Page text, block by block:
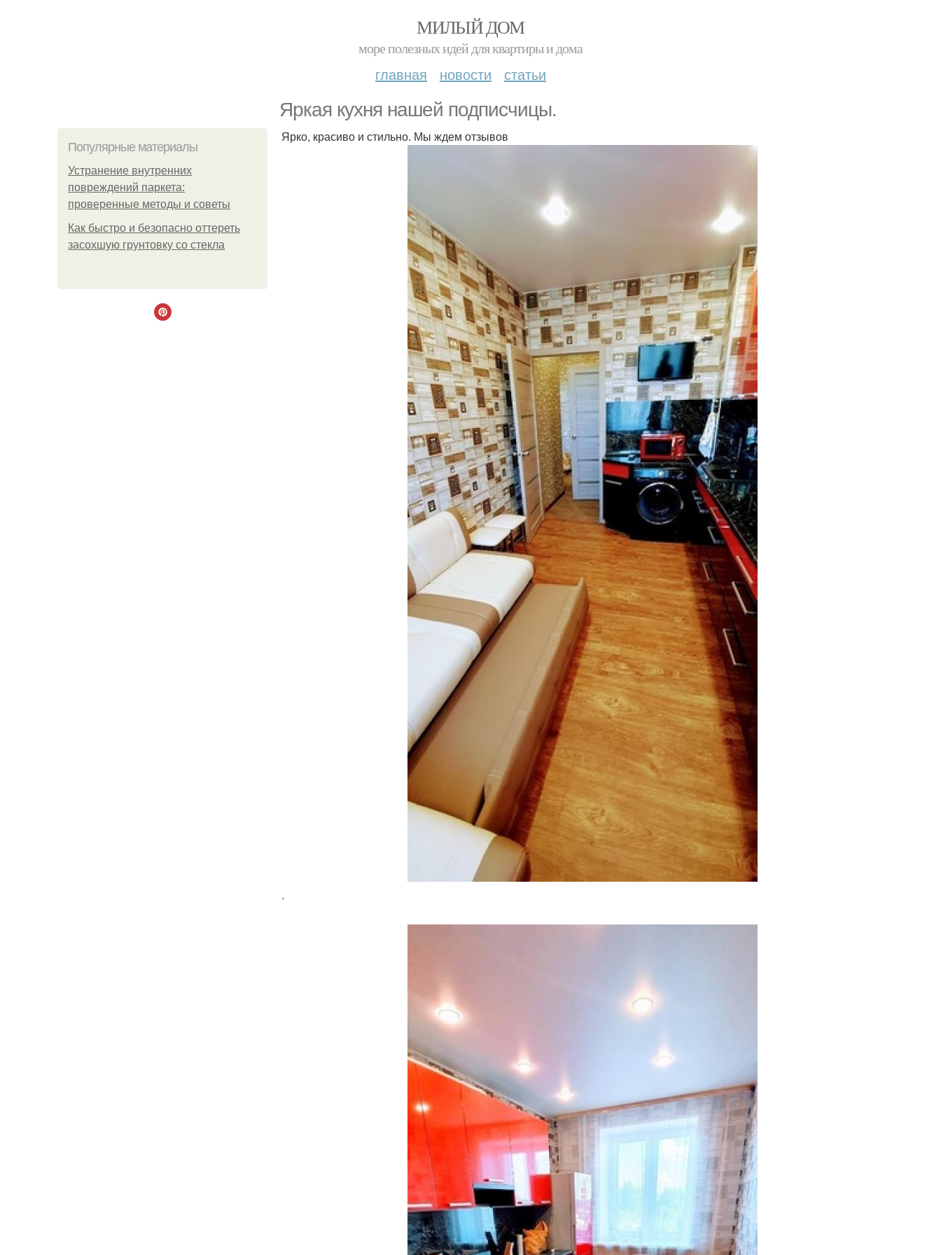
МИЛЫЙ ДОМ
море полезных идей для квартиры и дома
главная новости статьи
Яркая кухня нашей подписчицы.
Популярные материалы
Устранение внутренних
повреждений паркета:
проверенные методы и советы
Как быстро и безопасно оттереть
засохшую грунтовку со стекла
Ярко, красиво и стильно. Мы ждем отзывов
.